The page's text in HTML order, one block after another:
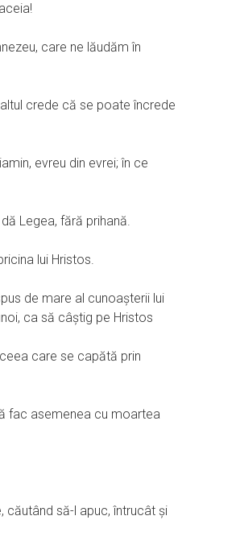
care ne lăudăm în
crede că se poate încrede
evreu din evrei; în ce
Legea, fără prihană.
lui Hristos.
de mare al cunoaşterii lui
ca să câştig pe Hristos
care se capătă prin
fac asemenea cu moartea
căutând să-l apuc, întrucât şi